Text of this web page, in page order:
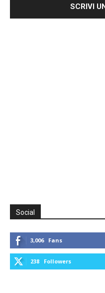
Social
3,006 Fans
238 Followers